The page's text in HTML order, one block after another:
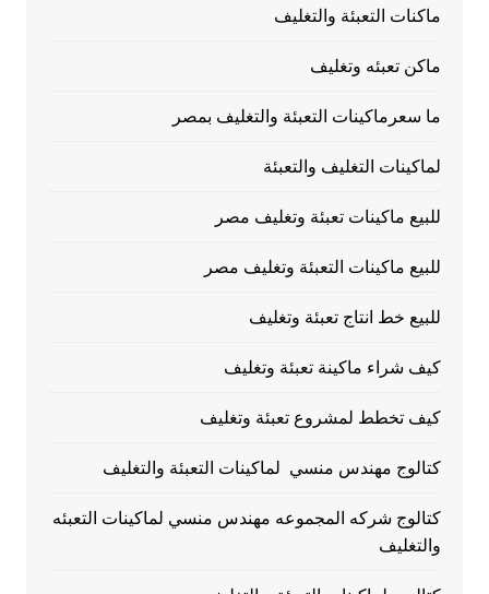
ماكنات التعبئة والتغليف
ماكن تعبئه وتغليف
ما سعرماكينات التعبئة والتغليف بمصر
لماكينات التغليف والتعبئة
للبيع ماكينات تعبئة وتغليف مصر
للبيع ماكينات التعبئة وتغليف مصر
للبيع خط انتاج تعبئة وتغليف
كيف شراء ماكينة تعبئة وتغليف
كيف تخطط لمشروع تعبئة وتغليف
كتالوج مهندس منسي لماكينات التعبئة والتغليف
كتالوج شركه المجموعه مهندس منسي لماكينات التعبئه
والتغليف